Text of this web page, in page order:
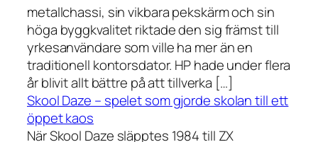
metallchassi, sin vikbara pekskärm och sin
höga byggkvalitet riktade den sig främst till
yrkesanvändare som ville ha mer än en
traditionell kontorsdator. HP hade under flera
år blivit allt bättre på att tillverka […]
Skool Daze – spelet som gjorde skolan till ett
öppet kaos
När Skool Daze släpptes 1984 till ZX